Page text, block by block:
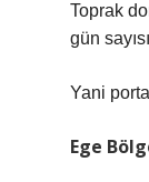
Toprak
gün
Yani
Ege